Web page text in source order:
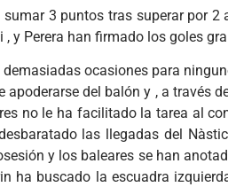
sumar 3 puntos tras superar por 2
, y Perera han firmado los goles
ocasiones para
apoderarse del balón y , a través
no le ha facilitado la tarea al
las llegadas del
y los baleares se han
ha buscado la escuadra